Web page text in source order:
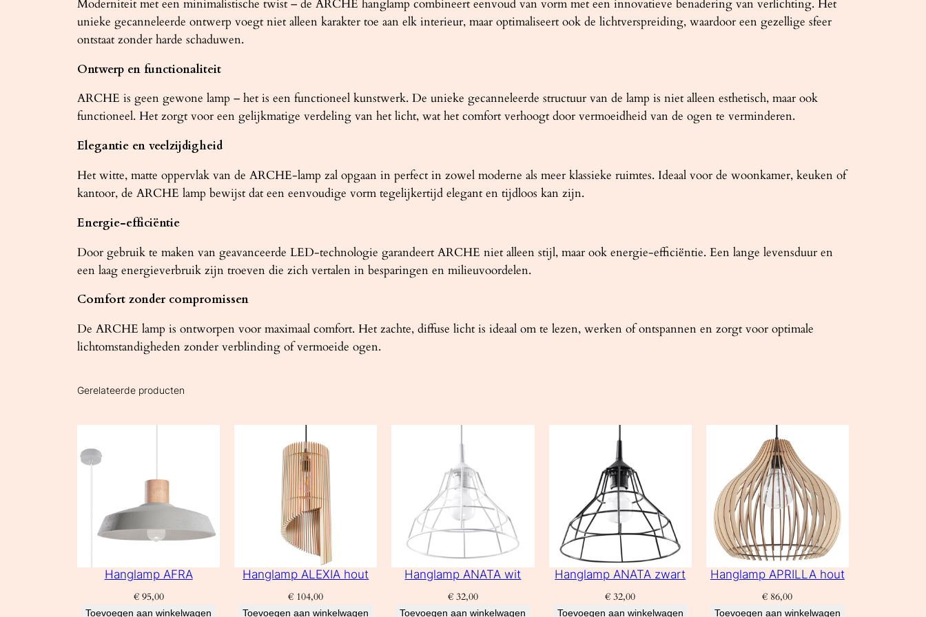
Moderniteit met een minimalistische twist – de ARCHE hanglamp combineert eenvoud van vorm met een innovatieve benadering van verlichting. Het
unieke gecanneleerde ontwerp voegt niet alleen karakter toe aan elk interieur, maar optimaliseert ook de lichtverspreiding, waardoor een gezellige sfeer
ontstaat zonder harde schaduwen.
Ontwerp en functionaliteit
ARCHE is geen gewone lamp – het is een functioneel kunstwerk. De unieke gecanneleerde structuur van de lamp is niet alleen esthetisch, maar ook
functioneel. Het zorgt voor een gelijkmatige verdeling van het licht, wat het comfort verhoogt door vermoeidheid van de ogen te verminderen.
Elegantie en veelzijdigheid
Het witte, matte oppervlak van de ARCHE-lamp zal opgaan in perfect in zowel moderne als meer klassieke ruimtes. Ideaal voor de woonkamer, keuken of
kantoor, de ARCHE lamp bewijst dat een eenvoudige vorm tegelijkertijd elegant en tijdloos kan zijn.
Energie-efficiëntie
Door gebruik te maken van geavanceerde LED-technologie garandeert ARCHE niet alleen stijl, maar ook energie-efficiëntie. Een lange levensduur en
een laag energieverbruik zijn troeven die zich vertalen in besparingen en milieuvoordelen.
Comfort zonder compromissen
De ARCHE lamp is ontworpen voor maximaal comfort. Het zachte, diffuse licht is ideaal om te lezen, werken of ontspannen en zorgt voor optimale
lichtomstandigheden zonder verblinding of vermoeide ogen.
Gerelateerde producten
Hanglamp AFRA
€95,00
Toevoegen aan winkelwagen
Hanglamp ALEXIA hout
€ 104,00
Toevoegen aan winkelwagen
Hanglamp ANATA wit
€32,00
Toevoegen aan winkelwagen
Hanglamp ANATA zwart
€ 32,00
Toevoegen aan winkelwagen
Hanglamp APRILLA hout
€ 86,00
Toevoegen aan winkelwagen